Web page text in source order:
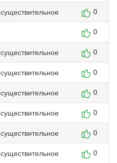
существительное 0
0
существительное 0
существительное 0
существительное 0
существительное 0
существительное 0
существительное 0